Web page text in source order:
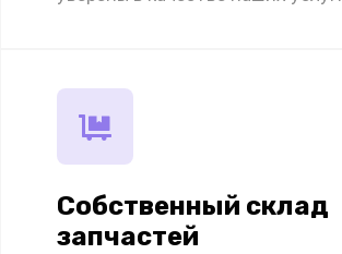
Собственный склад
запчастей